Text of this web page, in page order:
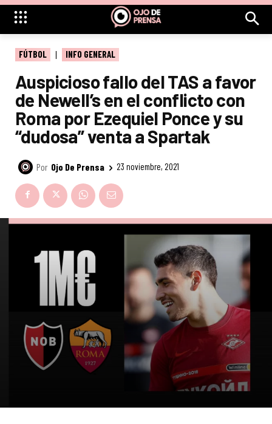
FÚTBOL INFO GENERAL
Auspicioso fallo del TAS a favor
de Newell’s en el conflicto con
Roma por Ezequiel Ponce y su
“dudosa” venta a Spartak
Por Ojo De Prensa 23 noviembre, 2021